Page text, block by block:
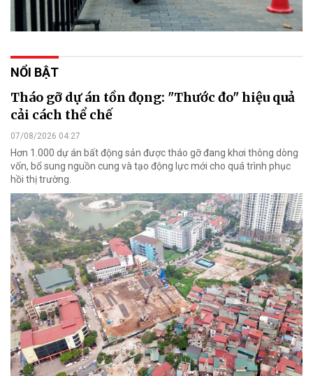
NỔI BẬT
Tháo gỡ dự án tồn đọng: "Thước đo" hiệu quả
cải cách thể chế
07/08/2026 04:27
Hơn 1.000 dự án bất động sản được tháo gỡ đang khơi thông dòng
vốn, bổ sung nguồn cung và tạo động lực mới cho quá trình phục
hồi thị trường.